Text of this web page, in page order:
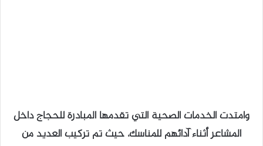
وامتدت الخدمات الصحية التي تقدمها المبادرة للحجاج داخل
المشاعر أثناء آدائهم للمناسك، حيث تم تركيب العديد من